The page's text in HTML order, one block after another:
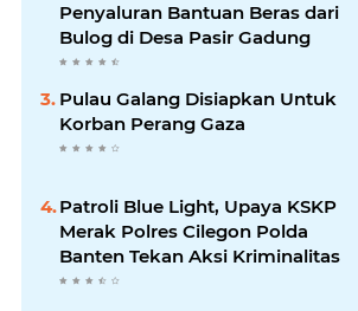
Penyaluran Bantuan Beras dari
Bulog di Desa Pasir Gadung
Pulau Galang Disiapkan Untuk
Korban Perang Gaza
Patroli Blue Light, Upaya KSKP
Merak Polres Cilegon Polda
Banten Tekan Aksi Kriminalitas